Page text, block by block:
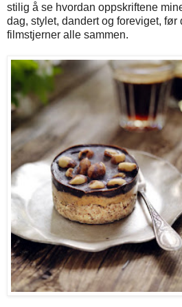
stilig å se hvordan oppskriftene
dag, stylet, dandert og foreviget,
filmstjerner alle sammen.